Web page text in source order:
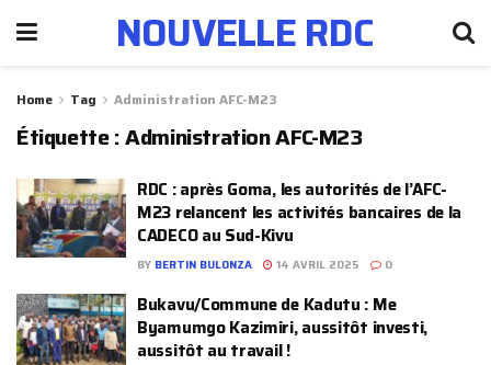
NOUVELLE RDC
Home Tag Administration AFC-M23
Étiquette :Administration AFC-M23
RDC : après Goma, les autorités de l’AFC-
M23 relancent les activités bancaires de la
CADECO au Sud-Kivu
BY BERTIN BULONZA 14 AVRIL 2025 0
Bukavu/Commune de Kadutu : Me
Byamumgo Kazimiri, aussitôt investi,
aussitôt au travail !